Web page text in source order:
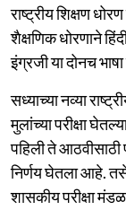
राष्ट्रीय शिक्षण
शैक्षणिक धोरणाने
इंग्रजी या दोनच
सध्याच्या नव्या
मुलांच्या परीक्षा
पहिली ते
निर्णय घेतला आहे. तसेच
शासकीय परीक्षा